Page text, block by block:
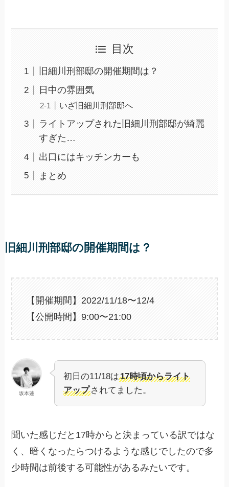
目次
旧細川刑部邸の開催期間は？
日中の雰囲気
いざ旧細川刑部邸へ
ライトアップされた旧細川刑部邸が綺麗
すぎた…
出口にはキッチンカーも
まとめ
旧細川刑部邸の開催期間は？
【開催期間】2022/11/18〜12/4
【公開時間】9:00〜21:00
坂本蓮
初日の11/18は17時頃からライト
アップされてました。
聞いた感じだと17時からと決まっている訳ではな
く、暗くなったらつけるような感じでしたので多
少時間は前後する可能性があるみたいです。